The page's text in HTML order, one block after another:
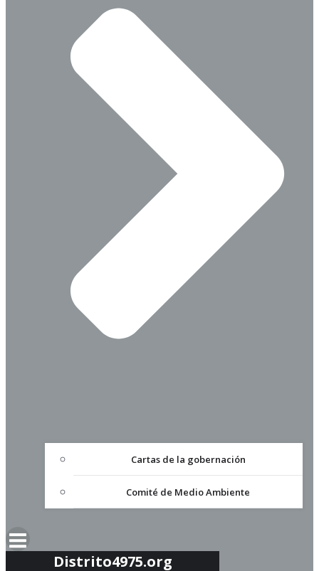
Cartas de la gobernación
Comité de Medio Ambiente
Distrito4975.org